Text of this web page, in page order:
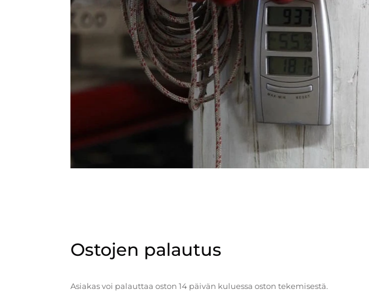
Ostojen palautus
Asiakas voi palauttaa oston 14 päivän kuluessa oston tekemisestä.